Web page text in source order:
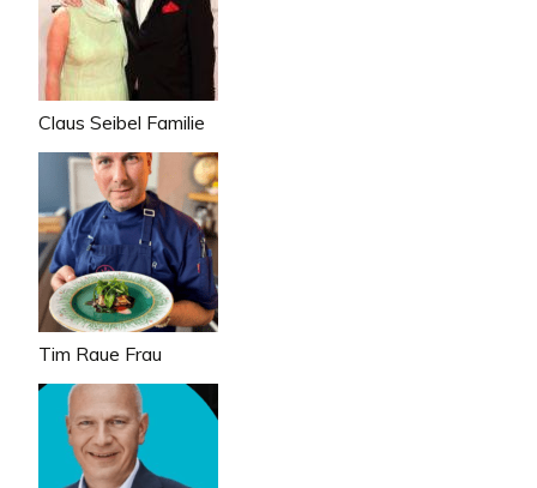
Claus Seibel Familie
Tim Raue Frau